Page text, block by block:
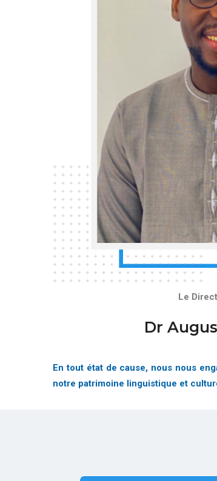
Le
Dr
En tout état de cause, nous nous
notre patrimoine linguistique et